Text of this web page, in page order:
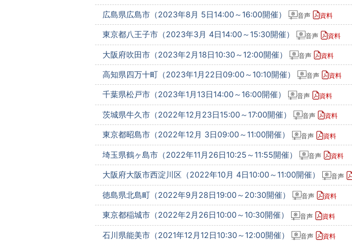
広島県広島市（2023年8月 5日14:00～16:00開催） 音声 資料
東京都八王子市（2023年3月 4日14:00～15:30開催） 音声 資料
大阪府吹田市（2023年2月18日10:30～12:00開催） 音声 資料
高知県四万十町（2023年1月22日09:00～10:10開催） 音声 資料
千葉県松戸市（2023年1月13日14:00～16:00開催） 音声 資料
茨城県牛久市（2022年12月23日15:00～17:00開催） 音声 資料
東京都昭島市（2022年12月 3日09:00～11:00開催） 音声 資料
埼玉県鶴ヶ島市（2022年11月26日10:25～11:55開催） 音声 資料
大阪府大阪市西淀川区（2022年10月 4日10:00～11:00開催） 音声
徳島県北島町（2022年9月28日19:00～20:30開催） 音声 資料
東京都稲城市（2022年2月26日10:00～10:30開催） 音声 資料
石川県能美市（2021年12月12日10:30～12:00開催） 音声 資料